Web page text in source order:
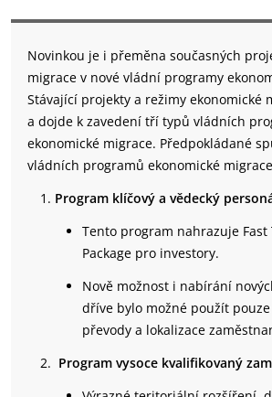
Novinkou je i přeměna současných
migrace v nové vládní programy
Stávající projekty a režimy ekonomické
a dojde k zavedení tří typů vládních
ekonomické migrace. Předpokládané
vládních programů ekonomické
Program klíčový a vědecký
Tento program nahrazuje Fast
Package pro investory.
Nově možnost i nabírání
dříve bylo možné použít
převody a lokalizace
Program vysoce kvalifikovaný